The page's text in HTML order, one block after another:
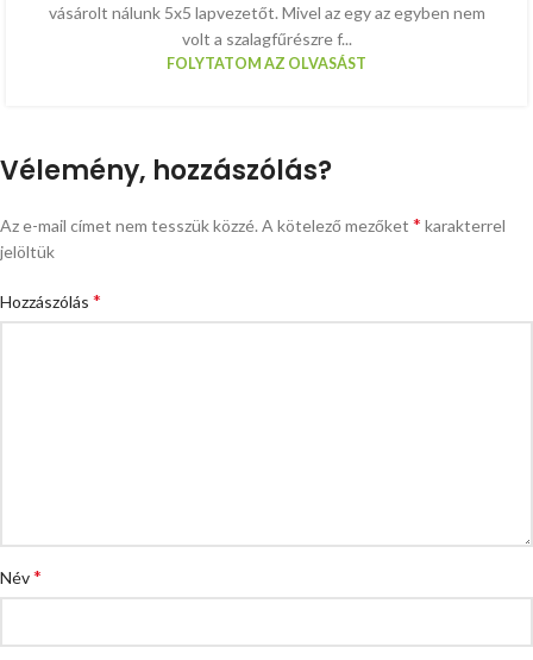
vásárolt nálunk 5x5 lapvezetőt. Mivel az egy az egyben nem
volt a szalagfűrészre f...
FOLYTATOM AZ OLVASÁST
Vélemény, hozzászólás?
Az e-mail címet nem tesszük közzé. A kötelező mezőket * karakterrel
jelöltük
Hozzászólás *
Név*